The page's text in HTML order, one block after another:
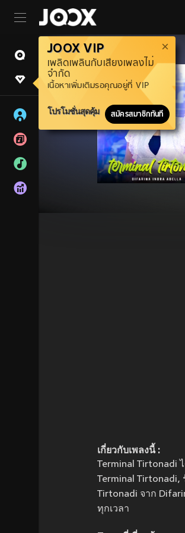
JOOX VIP
เพลิดเพลินกับเสียงเพลงไม่
จำกัด
เนื้อหาเพิ่มเติมรอคุณอยู่ที่ VIP
โปรโมชั่นสุดคุ้ม สมัครสมาชิกทันที
เกี่ยวกับเพลงนี้ :
Terminal Tirtonadi
Terminal
Tirtonadi จาก
ทุกเวลา